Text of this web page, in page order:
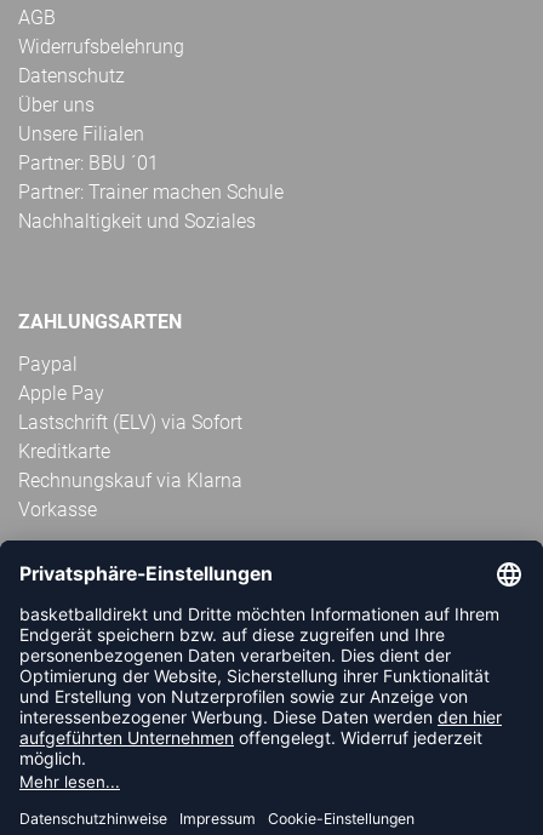
AGB
Widerrufsbelehrung
Datenschutz
Über uns
Unsere Filialen
Partner: BBU ´01
Partner: Trainer machen Schule
Nachhaltigkeit und Soziales
ZAHLUNGSARTEN
Paypal
Apple Pay
Lastschrift (ELV) via Sofort
Kreditkarte
Rechnungskauf via Klarna
Vorkasse
ABONNIERE JETZT DEN KOSTENLOSEN
HANDBALLDIREKT-NEWSLETTER UND VERPASSE KEINE
NEUIGKEIT ODER AKTION MEHR.
JETZT ANMELDEN